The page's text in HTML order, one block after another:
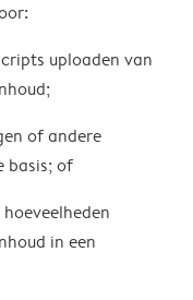
uploaden van
of andere
basis; of
in een